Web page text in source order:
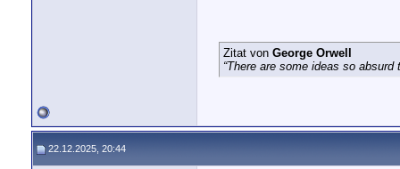
Zitat von George Orwell
“There are some ideas so
22.12.2025, 20:44